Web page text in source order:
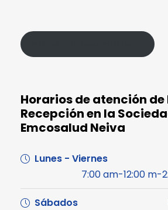
Horarios de atención de
Recepción en la
Emcosalud Neiva
Lunes - Viernes
7:00 am-12:00 m-
Sábados